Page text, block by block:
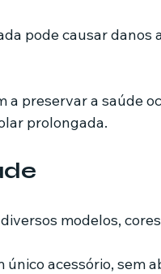
pode causar danos
a preservar a saúde
prolongada.
modelos,
acessório, sem